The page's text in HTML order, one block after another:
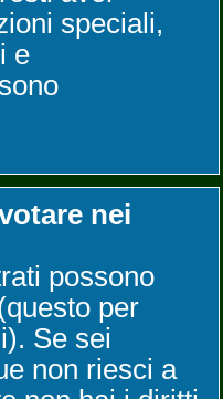
speciali,
e
nei
possono
per
Se sei
non riesci a